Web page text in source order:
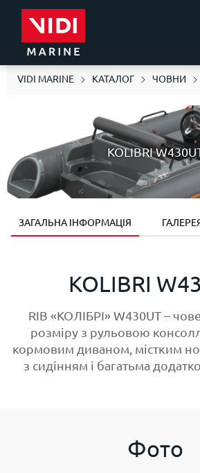
VIDI MARINE КАТАЛОГ ЧОВНИ
KOLIBRI
ЗАГАЛЬНА ІНФОРМАЦІЯ
KOLIBRI
RIB «КОЛІБРІ» W430UT –
розміру з рульовою
кормовим диваном, містким
з сидінням і багатьма
Фото